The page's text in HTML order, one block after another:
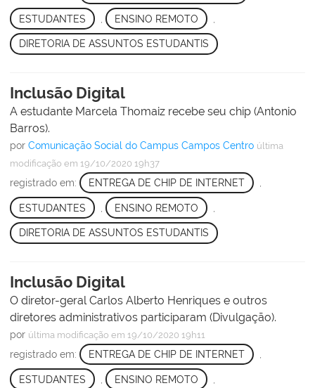
ESTUDANTES ENSINO REMOTO
DIRETORIA DE ASSUNTOS ESTUDANTIS
Inclusão Digital
A estudante Marcela Thomaiz recebe seu chip (Antonio
Barros).
por Comunicação Social do Campus Campos Centro última
modificação em 19/10/2020 19h37
registrado em: ENTREGA DE CHIP DE INTERNET
ESTUDANTES ENSINO REMOTO
DIRETORIA DE ASSUNTOS ESTUDANTIS
Inclusão Digital
O diretor-geral Carlos Alberto Henriques e outros
diretores administrativos participaram (Divulgação).
por última modificação em 19/10/2020 19h11
registrado em: ENTREGA DE CHIP DE INTERNET
ESTUDANTES ENSINO REMOTO